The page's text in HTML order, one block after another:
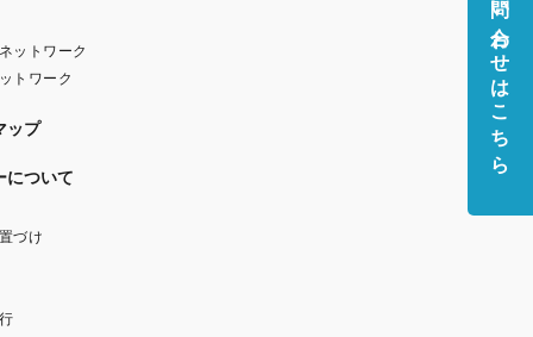
お問い合わせはこちら
ットワーク
トワーク
ップ
について
づけ